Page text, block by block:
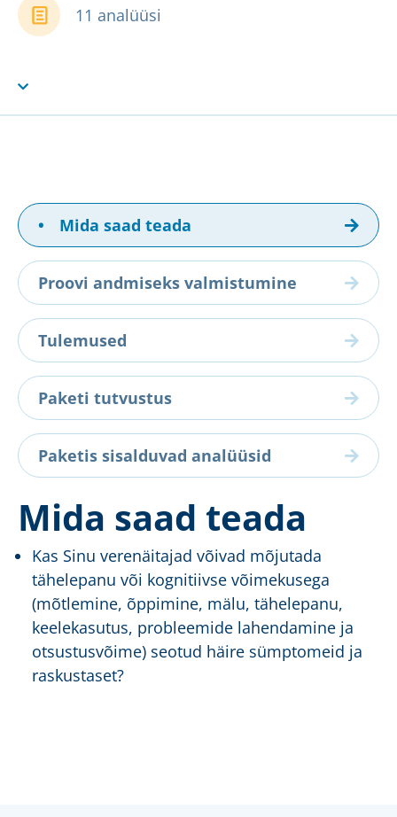
11 analüüsi
• Mida saad teada
Proovi andmiseks valmistumine
Tulemused
Paketi tutvustus
Paketis sisalduvad analüüsid
Mida saad teada
Kas Sinu verenäitajad võivad mõjutada
tähelepanu või kognitiivse võimekusega
(mõtlemine, õppimine, mälu, tähelepanu,
keelekasutus, probleemide lahendamine ja
otsustusvõime) seotud häire sümptomeid ja
raskustaset?